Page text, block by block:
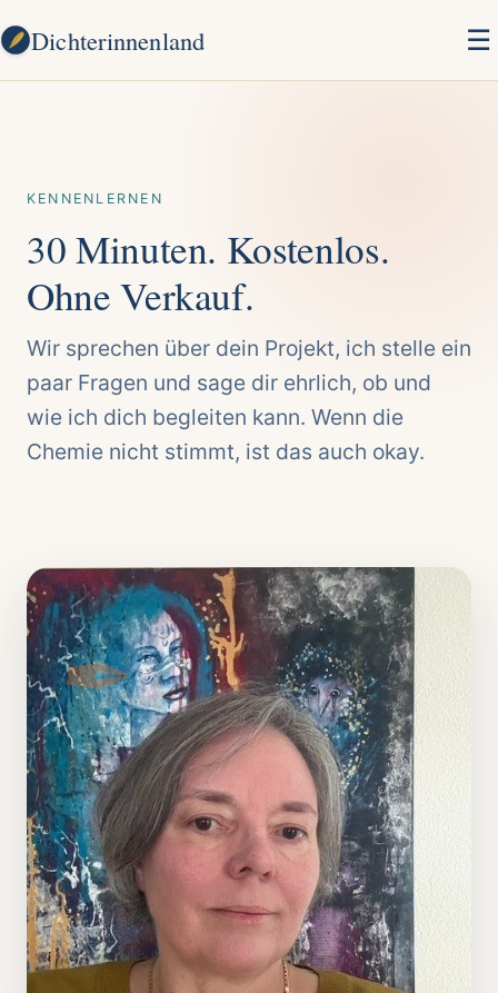
Dichterinnenland ☰
KENNENLERNEN
30 Minuten. Kostenlos.
Ohne Verkauf.
Wir sprechen über dein Projekt, ich stelle ein
paar Fragen und sage dir ehrlich, ob und
wie ich dich begleiten kann. Wenn die
Chemie nicht stimmt, ist das auch okay.